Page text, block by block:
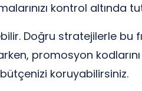
kontrol altında
Doğru stratejilerle bu
promosyon
koruyabilirsiniz.